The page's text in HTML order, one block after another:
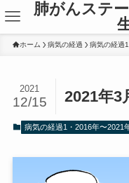
肺がんステ
ホーム 病気の経過 病気の経過
2021年
2021
12/15
病気の経過1・2016年〜2021